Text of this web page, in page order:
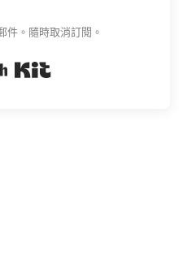
件。隨時取消訂閱。
Built with Kit